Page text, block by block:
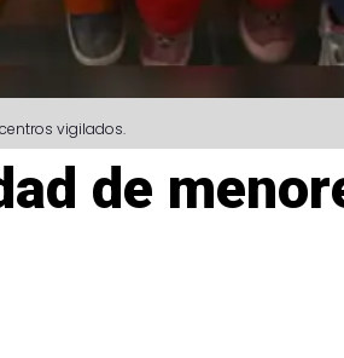
vigilados.
de